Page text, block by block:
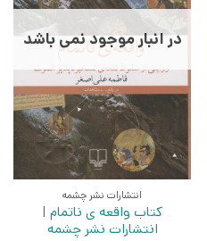
در انبار موجود نمی باشد
انتشارات نشر چشمه
کتاب واقعه ی ناتمام |
انتشارات نشر چشمه